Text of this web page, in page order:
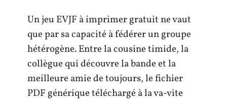
Un jeu EVJF à imprimer gratuit ne vaut
que par sa capacité à fédérer un groupe
hétérogène. Entre la cousine timide, la
collègue qui découvre la bande et la
meilleure amie de toujours, le fichier
PDF générique téléchargé à la va-vite